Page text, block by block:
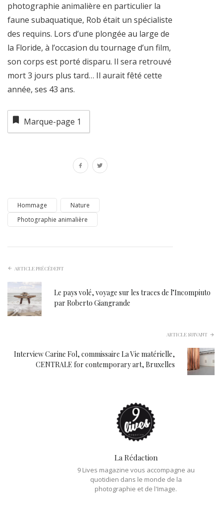
photographie animalière en particulier la
faune subaquatique, Rob était un spécialiste
des requins. Lors d’une plongée au large de
la Floride, à l’occasion du tournage d’un film,
son corps est porté disparu. Il sera retrouvé
mort 3 jours plus tard… Il aurait fêté cette
année, ses 43 ans.
Marque-page 1
Hommage
Nature
Photographie animalière
ARTICLE PRÉCÉDENT
Le pays volé, voyage sur les traces de l’Incompiuto
par Roberto Giangrande
ARTICLE SUIVANT
Interview Carine Fol, commissaire La Vie matérielle,
CENTRALE for contemporary art, Bruxelles
La Rédaction
9 Lives magazine vous accompagne au
quotidien dans le monde de la
photographie et de l'Image.